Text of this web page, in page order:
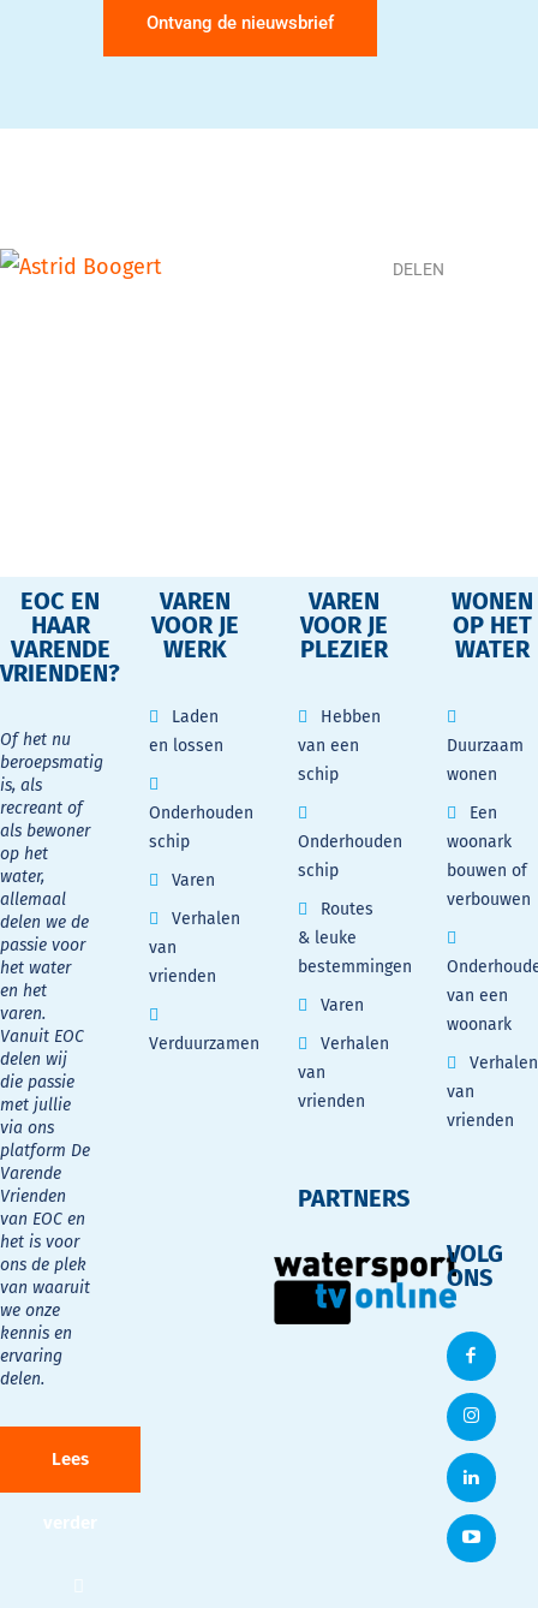
Ontvang de nieuwsbrief
DELEN
EOC EN
HAAR
VARENDE
VRIENDEN?
Of het nu
beroepsmatig
is, als
recreant of
als bewoner
op het
water,
allemaal
delen we de
passie voor
het water
en het
varen.
Vanuit EOC
delen wij
die passie
met jullie
via ons
platform De
Varende
Vrienden
van EOC en
het is voor
ons de plek
van waaruit
we onze
kennis en
ervaring
delen.
Lees
verder
VAREN
VOOR JE
WERK
Laden
en lossen
Onderhouden
schip
Varen
Verhalen
van
vrienden
Verduurzamen
VAREN
VOOR JE
PLEZIER
Hebben
van een
schip
Onderhouden
schip
Routes
& leuke
bestemmingen
Varen
Verhalen
van
vrienden
PARTNERS
WONEN
OP HET
WATER
Duurzaam
wonen
Een
woonark
bouwen of
verbouwen
van een
woonark
Verhalen
van
vrienden
VOLG
ONS